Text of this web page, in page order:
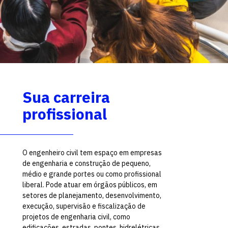
Sua carreira
profissional
O engenheiro civil tem espaço em empresas
de engenharia e construção de pequeno,
médio e grande portes ou como profissional
liberal. Pode atuar em órgãos públicos, em
setores de planejamento, desenvolvimento,
execução, supervisão e fiscalização de
projetos de engenharia civil, como